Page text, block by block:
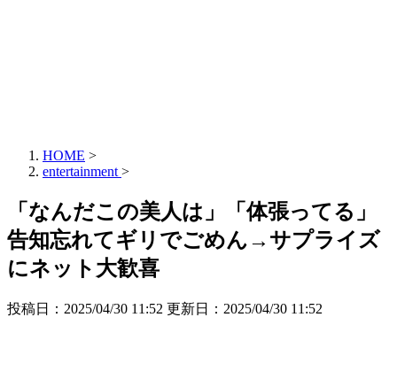
HOME >
entertainment >
「なんだこの美人は」「体張ってる」
告知忘れてギリでごめん→サプライズ
にネット大歓喜
投稿日：2025/04/30 11:52 更新日： 2025/04/30 11:52